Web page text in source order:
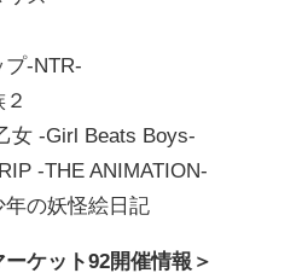
プ-NTR-
女 -Girl Beats Boys-
-THE ANIMATION-
年の妖怪絵日記
ーケット92開催情報＞